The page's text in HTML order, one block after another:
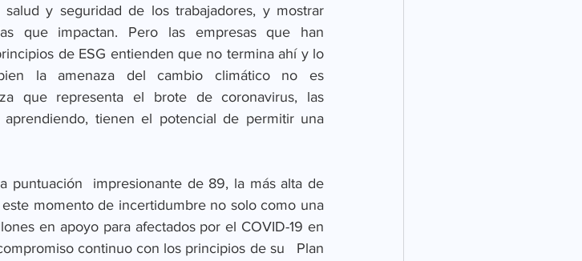
y seguridad de los trabajadores, y mostrar
que impactan. Pero las empresas que han
de ESG entienden que no termina ahí y lo
la amenaza del cambio climático no es
que representa el brote de coronavirus, las
tienen el potencial de permitir una
puntuación  impresionante de 89, la más alta de
momento de incertidumbre no solo como una
en apoyo para afectados por el COVID-19 en
continuo con los principios de su   Plan